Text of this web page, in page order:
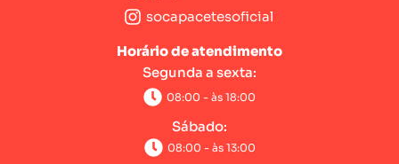
socapacetesoficial
Horário de atendimento
Segunda a sexta:
08:00 - às 18:00
Sábado:
08:00 - às 13:00